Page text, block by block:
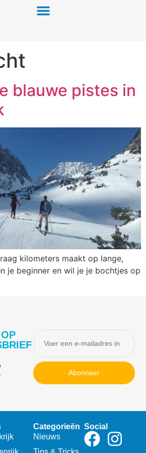
blauwe pistes in
kilometers maakt op lange,
je beginner en wil je je bochtjes op
Abonneer
Categorieën
Nieuws
Social